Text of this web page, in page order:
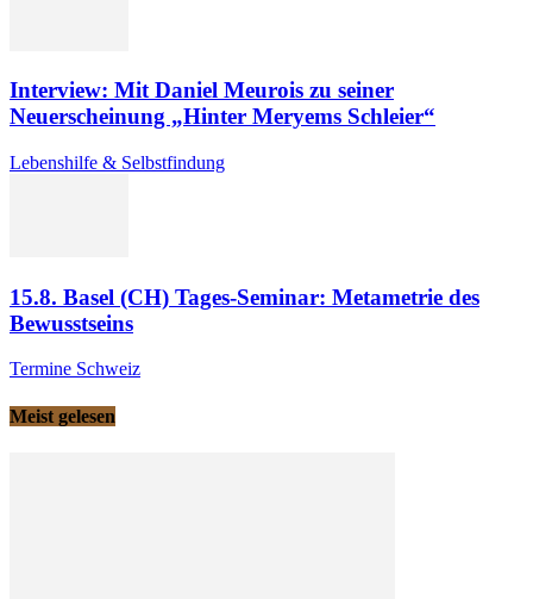
Interview: Mit Daniel Meurois zu seiner
Neuerscheinung „Hinter Meryems Schleier“
Lebenshilfe & Selbstfindung
15.8. Basel (CH) Tages-Seminar: Metametrie des
Bewusstseins
Termine Schweiz
Meist gelesen